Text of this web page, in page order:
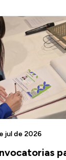
jul de 2026